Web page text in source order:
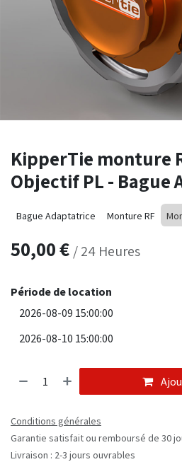
KipperTie monture
Objectif PL - Bague
Bague Adaptatrice Monture RF
50,00€ /24 Heures
Période de location
Conditions générales
Garantie satisfait ou remboursé de 30
Livraison : 2-3 jours ouvrables